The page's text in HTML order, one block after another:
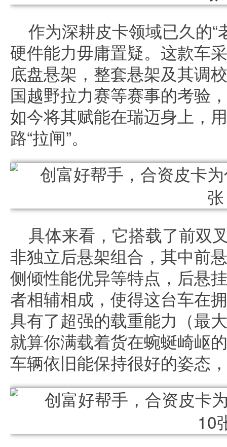
作为深耕皮卡领域已久的“
硬件能力毋庸置疑。这款车
底盘悬架，整套悬架及其调
国越野拉力赛等赛事的考验
如今将其赋能在瑞迈身上，
路“拉闸”。
具体来看，它搭载了前双
非独立后悬架组合，其中前
侧倾性能优异等特点，后悬
者相辅相成，使得这台车在
具有了超强的载重能力（最
就算你满载着货在蜿蜒崎岖
车辆依旧能保持很好的姿态